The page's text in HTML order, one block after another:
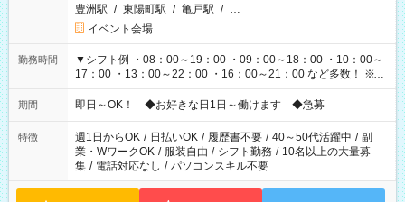
豊洲駅 / 東陽町駅 / 亀戸駅 / …
イベント会場
勤務時間
▼シフト例 ・08：00～19：00 ・09：00～18：00 ・10：00～
17：00 ・13：00～22：00 ・16：00～21：00 など多数！ ※お
仕事により勤務時間が異なります
期間 即日～OK！ ◆お好きな日1日～働けます ◆急募
特徴 週1日からOK / 日払いOK / 履歴書不要 / 40～50代活躍中 / 副
業・WワークOK / 服装自由 / シフト勤務 / 10名以上の大量募
集 / 電話対応なし / パソコンスキル不要